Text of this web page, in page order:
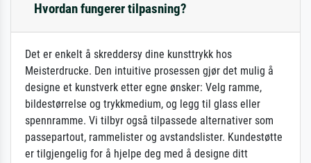
Hvordan fungerer tilpasning?
Det er enkelt å skreddersy dine kunsttrykk hos
Meisterdrucke. Den intuitive prosessen gjør det mulig å
designe et kunstverk etter egne ønsker: Velg ramme,
bildestørrelse og trykkmedium, og legg til glass eller
spennramme. Vi tilbyr også tilpassede alternativer som
passepartout, rammelister og avstandslister. Kundestøtte
er tilgjengelig for å hjelpe deg med å designe ditt